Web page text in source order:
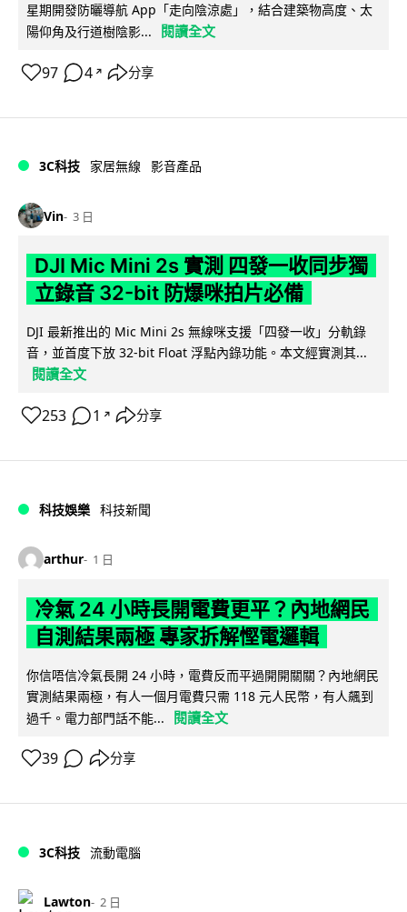
星期開發防曬導航 App「走向陰涼處」，結合建築物高度、太
陽仰角及行道樹陰影...
閱讀全文
97 4 ↗ 分享
3C科技 家居無線 影音產品
Vin 3 日
DJI Mic Mini 2s 實測 四發一收同步獨
立錄音 32-bit 防爆咪拍片必備
DJI 最新推出的 Mic Mini 2s 無線咪支援「四發一收」分軌錄
音，並首度下放 32-bit Float 浮點內錄功能。本文經實測其...
閱讀全文
253 1 ↗ 分享
科技娛樂 科技新聞
arthur 1 日
冷氣 24 小時長開電費更平？內地網民
自測結果兩極 專家拆解慳電邏輯
你信唔信冷氣長開 24 小時，電費反而平過開開關關？內地網民
實測結果兩極，有人一個月電費只需 118 元人民幣，有人飆到
過千。電力部門話不能...
閱讀全文
39 分享
3C科技 流動電腦
Lawton 2 日